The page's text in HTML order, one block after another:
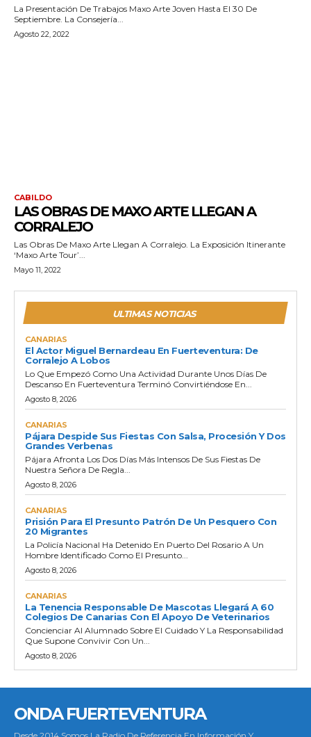
La Presentación De Trabajos Maxo Arte Joven Hasta El 30 De
Septiembre. La Consejería...
Agosto 22, 2022
CABILDO
LAS OBRAS DE MAXO ARTE LLEGAN A
CORRALEJO
Las Obras De Maxo Arte Llegan A Corralejo. La Exposición Itinerante
‘Maxo Arte Tour’...
Mayo 11, 2022
ULTIMAS NOTICIAS
CANARIAS
El Actor Miguel Bernardeau En Fuerteventura: De
Corralejo A Lobos
Lo Que Empezó Como Una Actividad Durante Unos Días De
Descanso En Fuerteventura Terminó Convirtiéndose En...
Agosto 8, 2026
CANARIAS
Pájara Despide Sus Fiestas Con Salsa, Procesión Y Dos
Grandes Verbenas
Pájara Afronta Los Dos Días Más Intensos De Sus Fiestas De
Nuestra Señora De Regla...
Agosto 8, 2026
CANARIAS
Prisión Para El Presunto Patrón De Un Pesquero Con
20 Migrantes
La Policía Nacional Ha Detenido En Puerto Del Rosario A Un
Hombre Identificado Como El Presunto...
Agosto 8, 2026
CANARIAS
La Tenencia Responsable De Mascotas Llegará A 60
Colegios De Canarias Con El Apoyo De Veterinarios
Concienciar Al Alumnado Sobre El Cuidado Y La Responsabilidad
Que Supone Convivir Con Un...
Agosto 8, 2026
ONDA FUERTEVENTURA